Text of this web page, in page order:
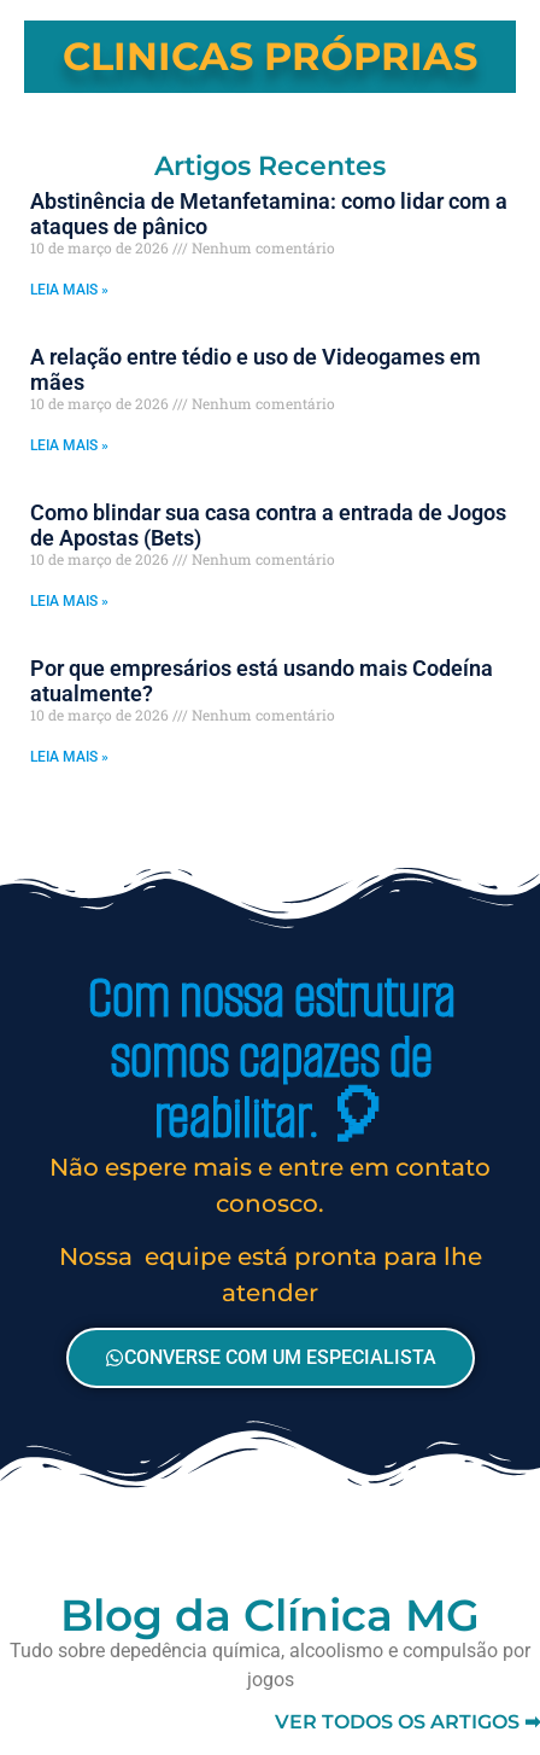
CLINICAS PRÓPRIAS
Artigos Recentes
Abstinência de Metanfetamina: como lidar com a
ataques de pânico
10 de março de 2026 Nenhum comentário
LEIA MAIS »
A relação entre tédio e uso de Videogames em
mães
10 de março de 2026 Nenhum comentário
LEIA MAIS »
Como blindar sua casa contra a entrada de Jogos
de Apostas (Bets)
10 de março de 2026 Nenhum comentário
LEIA MAIS »
Por que empresários está usando mais Codeína
atualmente?
10 de março de 2026 Nenhum comentário
LEIA MAIS »
Com nossa estrutura
somos capazes de
reabilitar. 🎈
Não espere mais e entre em contato
conosco.
Nossa equipe está pronta para lhe
atender
CONVERSE COM UM ESPECIALISTA
Blog da Clínica MG
Tudo sobre depedência química, alcoolismo e compulsão por
jogos
VER TODOS OS ARTIGOS ➡